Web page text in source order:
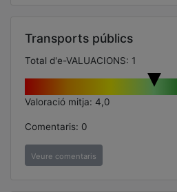
Transports públics
Total d'e-VALUACIONS: 1
Valoració mitja: 4,0
Comentaris: 0
Veure comentaris